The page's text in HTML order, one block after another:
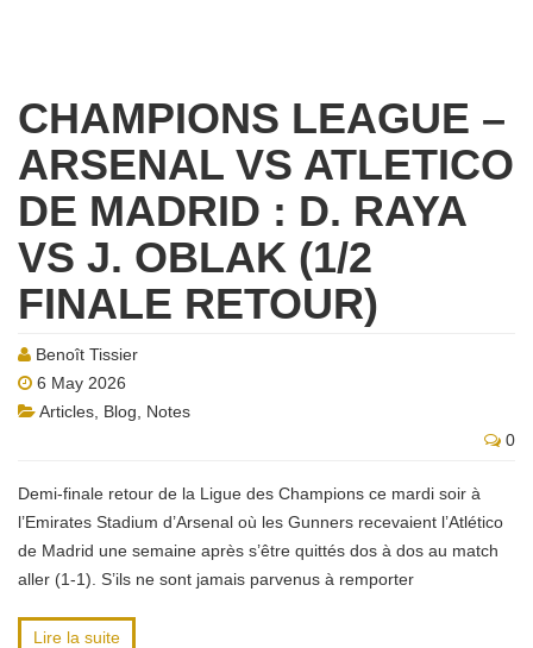
CHAMPIONS LEAGUE –
ARSENAL VS ATLETICO
DE MADRID : D. RAYA
VS J. OBLAK (1/2
FINALE RETOUR)
Benoît Tissier
6 May 2026
Articles Blog
Notes
0
Demi-finale retour de la Ligue des Champions ce mardi soir à
l’Emirates Stadium d’Arsenal où les Gunners recevaient l’Atlético
de Madrid une semaine après s’être quittés dos à dos au match
aller (1-1). S’ils ne sont jamais parvenus à remporter
Lire la suite